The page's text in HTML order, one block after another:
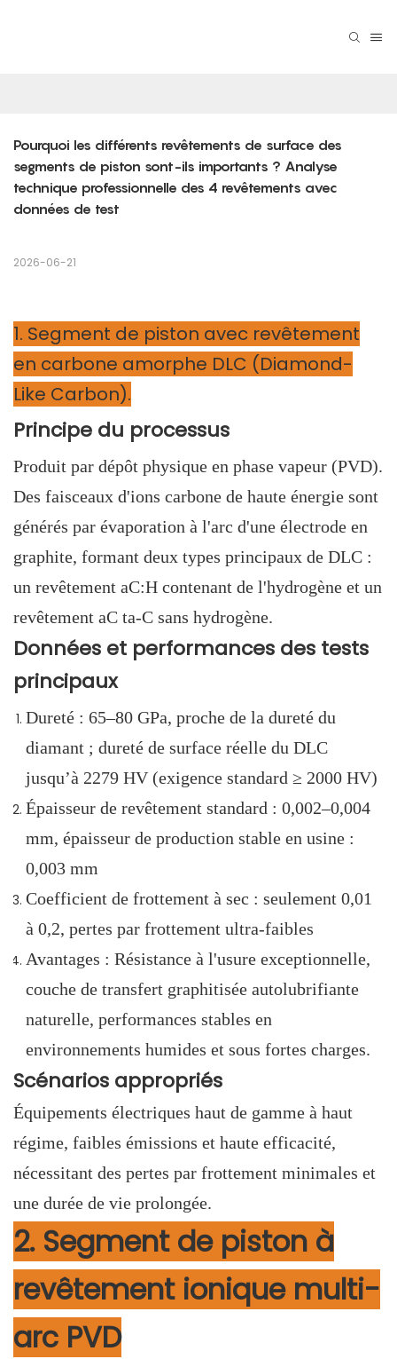
Pourquoi les différents revêtements de surface des
segments de piston sont-ils importants ? Analyse
technique professionnelle des 4 revêtements avec
données de test
2026-06-21
1. Segment de piston avec revêtement
en carbone amorphe DLC (Diamond-
Like Carbon).
Principe du processus
Produit par dépôt physique en phase vapeur (PVD).
Des faisceaux d'ions carbone de haute énergie sont
générés par évaporation à l'arc d'une électrode en
graphite, formant deux types principaux de DLC :
un revêtement aC:H contenant de l'hydrogène et un
revêtement aC ta-C sans hydrogène.
Données et performances des tests
principaux
Dureté : 65–80 GPa, proche de la dureté du
diamant ; dureté de surface réelle du DLC
jusqu’à 2279 HV (exigence standard ≥ 2000 HV)
Épaisseur de revêtement standard : 0,002–0,004
mm, épaisseur de production stable en usine :
0,003 mm
Coefficient de frottement à sec : seulement 0,01
à 0,2, pertes par frottement ultra-faibles
Avantages : Résistance à l'usure exceptionnelle,
couche de transfert graphitisée autolubrifiante
naturelle, performances stables en
environnements humides et sous fortes charges.
Scénarios appropriés
Équipements électriques haut de gamme à haut
régime, faibles émissions et haute efficacité,
nécessitant des pertes par frottement minimales et
une durée de vie prolongée.
2. Segment de piston à
revêtement ionique multi-
arc PVD